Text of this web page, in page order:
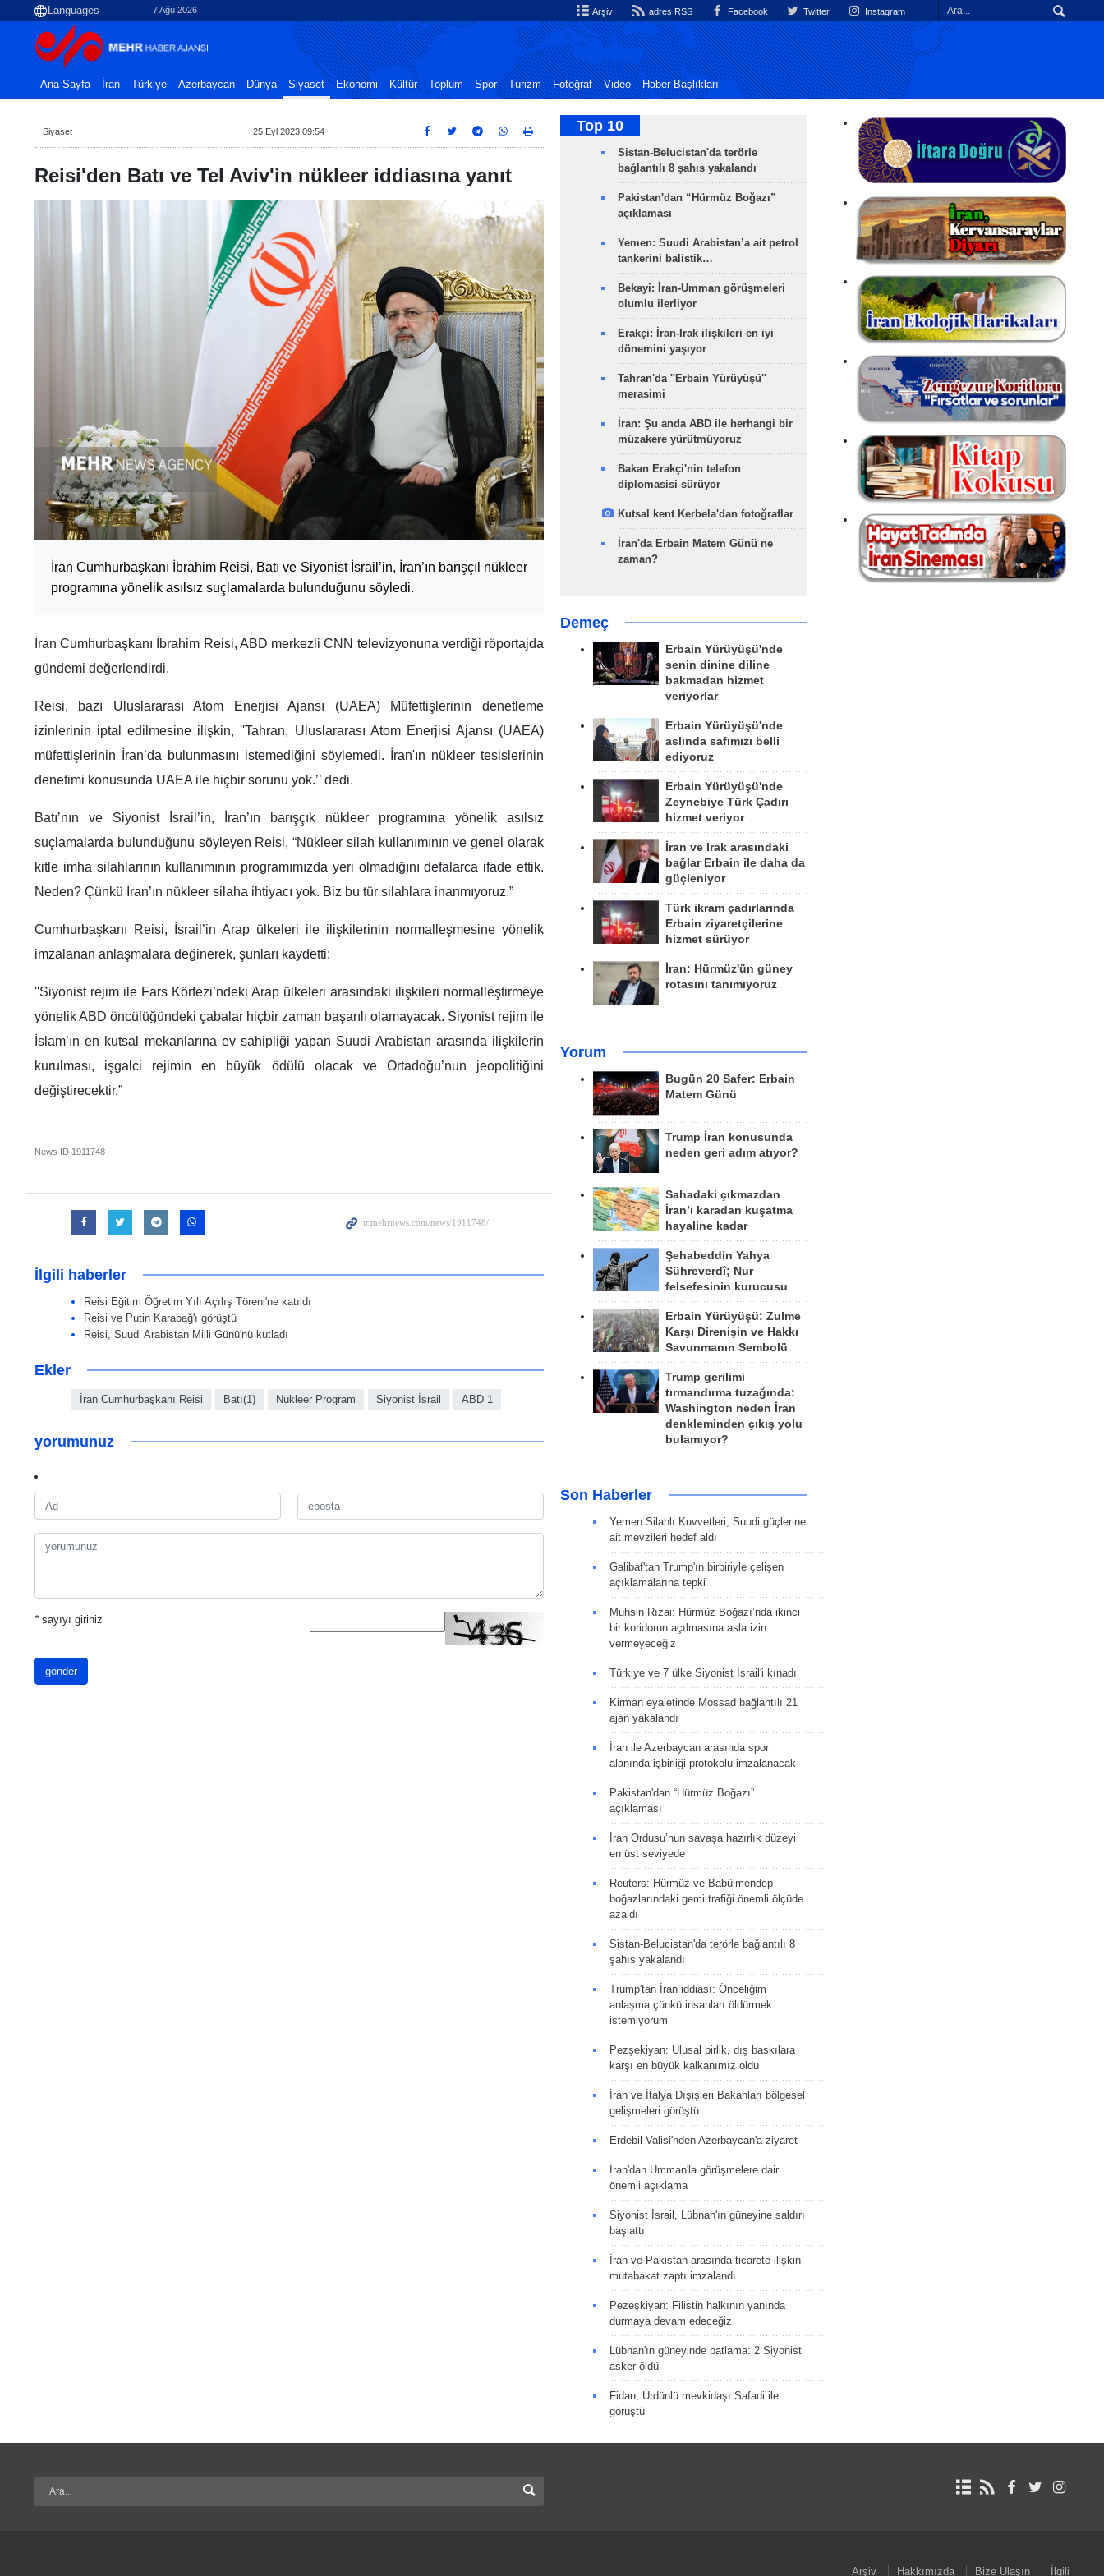
7 Ağu 2026 Arşiv adres RSS Facebook Twitter Instagram
Ana Sayfa İran Türkiye Azerbaycan Dünya Siyaset Ekonomi Kültür Toplum Spor Turizm Fotoğraf Video Haber Başlıkları
Siyaset 25 Eyl 2023 09:54
Reisi'den Batı ve Tel Aviv'in nükleer iddiasına yanıt
İran Cumhurbaşkanı İbrahim Reisi, Batı ve Siyonist İsrail’in, İran’ın barışçıl nükleer
programına yönelik asılsız suçlamalarda bulunduğunu söyledi.
İran Cumhurbaşkanı İbrahim Reisi, ABD merkezli CNN televizyonuna verdiği röportajda
gündemi değerlendirdi.
Reisi, bazı Uluslararası Atom Enerjisi Ajansı (UAEA) Müfettişlerinin denetleme
izinlerinin iptal edilmesine ilişkin, ''Tahran, Uluslararası Atom Enerjisi Ajansı (UAEA)
müfettişlerinin İran’da bulunmasını istemediğini söylemedi. İran'ın nükleer tesislerinin
denetimi konusunda UAEA ile hiçbir sorunu yok.’’ dedi.
Batı’nın ve Siyonist İsrail’in, İran’ın barışçık nükleer programına yönelik asılsız
suçlamalarda bulunduğunu söyleyen Reisi, “Nükleer silah kullanımının ve genel olarak
kitle imha silahlarının kullanımının programımızda yeri olmadığını defalarca ifade ettik.
Neden? Çünkü İran’ın nükleer silaha ihtiyacı yok. Biz bu tür silahlara inanmıyoruz.”
Cumhurbaşkanı Reisi, İsrail’in Arap ülkeleri ile ilişkilerinin normalleşmesine yönelik
imzalanan anlaşmalara değinerek, şunları kaydetti:
''Siyonist rejim ile Fars Körfezi’ndeki Arap ülkeleri arasındaki ilişkileri normalleştirmeye
yönelik ABD öncülüğündeki çabalar hiçbir zaman başarılı olamayacak. Siyonist rejim ile
İslam’ın en kutsal mekanlarına ev sahipliği yapan Suudi Arabistan arasında ilişkilerin
kurulması, işgalci rejimin en büyük ödülü olacak ve Ortadoğu’nun jeopolitiğini
değiştirecektir.”
News ID 1911748
İlgili haberler
Reisi Eğitim Öğretim Yılı Açılış Töreni'ne katıldı
Reisi ve Putin Karabağ'ı görüştü
Reisi, Suudi Arabistan Milli Günü'nü kutladı
Ekler
İran Cumhurbaşkanı Reisi Batı(1) Nükleer Program Siyonist İsrail ABD 1
yorumunuz
*sayıyı giriniz
gönder
Top 10
Sistan-Belucistan'da terörle
bağlantılı 8 şahıs yakalandı
Pakistan'dan “Hürmüz Boğazı”
açıklaması
Yemen: Suudi Arabistan’a ait petrol
tankerini balistik…
Bekayi: İran-Umman görüşmeleri
olumlu ilerliyor
Erakçi: İran-Irak ilişkileri en iyi
dönemini yaşıyor
Tahran'da ''Erbain Yürüyüşü''
merasimi
İran: Şu anda ABD ile herhangi bir
müzakere yürütmüyoruz
Bakan Erakçi'nin telefon
diplomasisi sürüyor
Kutsal kent Kerbela'dan fotoğraflar
İran'da Erbain Matem Günü ne
zaman?
Demeç
Erbain Yürüyüşü'nde
senin dinine diline
bakmadan hizmet
veriyorlar
Erbain Yürüyüşü'nde
aslında safımızı belli
ediyoruz
Erbain Yürüyüşü'nde
Zeynebiye Türk Çadırı
hizmet veriyor
İran ve Irak arasındaki
bağlar Erbain ile daha da
güçleniyor
Türk ikram çadırlarında
Erbain ziyaretçilerine
hizmet sürüyor
İran: Hürmüz'ün güney
rotasını tanımıyoruz
Yorum
Bugün 20 Safer: Erbain
Matem Günü
Trump İran konusunda
neden geri adım atıyor?
Sahadaki çıkmazdan
İran’ı karadan kuşatma
hayaline kadar
Şehabeddin Yahya
Sühreverdî; Nur
felsefesinin kurucusu
Erbain Yürüyüşü: Zulme
Karşı Direnişin ve Hakkı
Savunmanın Sembolü
Trump gerilimi
tırmandırma tuzağında:
Washington neden İran
denkleminden çıkış yolu
bulamıyor?
Son Haberler
Yemen Silahlı Kuvvetleri, Suudi güçlerine
ait mevzileri hedef aldı
Galibaf'tan Trump'ın birbiriyle çelişen
açıklamalarına tepki
Muhsin Rızai: Hürmüz Boğazı’nda ikinci
bir koridorun açılmasına asla izin
vermeyeceğiz
Türkiye ve 7 ülke Siyonist İsrail'i kınadı
Kirman eyaletinde Mossad bağlantılı 21
ajan yakalandı
İran ile Azerbaycan arasında spor
alanında işbirliği protokolü imzalanacak
Pakistan'dan “Hürmüz Boğazı”
açıklaması
İran Ordusu’nun savaşa hazırlık düzeyi
en üst seviyede
Reuters: Hürmüz ve Babülmendep
boğazlarındaki gemi trafiği önemli ölçüde
azaldı
Sistan-Belucistan'da terörle bağlantılı 8
şahıs yakalandı
Trump'tan İran iddiası: Önceliğim
anlaşma çünkü insanları öldürmek
istemiyorum
Pezşekiyan: Ulusal birlik, dış baskılara
karşı en büyük kalkanımız oldu
İran ve İtalya Dışişleri Bakanları bölgesel
gelişmeleri görüştü
Erdebil Valisi'nden Azerbaycan'a ziyaret
İran'dan Umman'la görüşmelere dair
önemli açıklama
Siyonist İsrail, Lübnan'ın güneyine saldırı
başlattı
İran ve Pakistan arasında ticarete ilişkin
mutabakat zaptı imzalandı
Pezeşkiyan: Filistin halkının yanında
durmaya devam edeceğiz
Lübnan'ın güneyinde patlama: 2 Siyonist
asker öldü
Fidan, Ürdünlü mevkidaşı Safadi ile
görüştü
Arşiv Hakkımızda Bize Ulaşın İlgili